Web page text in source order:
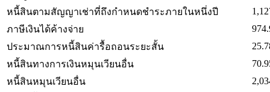
หนี้สินตามสัญญาเช่าที่ถึงกำหนดชำระภายในหนึ่งปี
ภาษีเงินได้ค้างจ่าย
ประมาณการหนี้สินค่ารื้อถอนระยะสั้น
หนี้สินทางการเงินหมุนเวียนอื่น
หนี้สินหมุนเวียนอื่น